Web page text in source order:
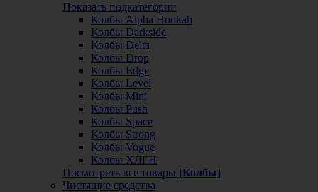
Показать подкатегории
Колбы Alpha Hookah
Колбы Darkside
Колбы Delta
Колбы Drop
Колбы Edge
Колбы Level
Колбы Mini
Колбы Push
Колбы Space
Колбы Strong
Колбы Vogue
Колбы ХЛГН
Посмотреть все товары [Колбы]
Чистящие средства